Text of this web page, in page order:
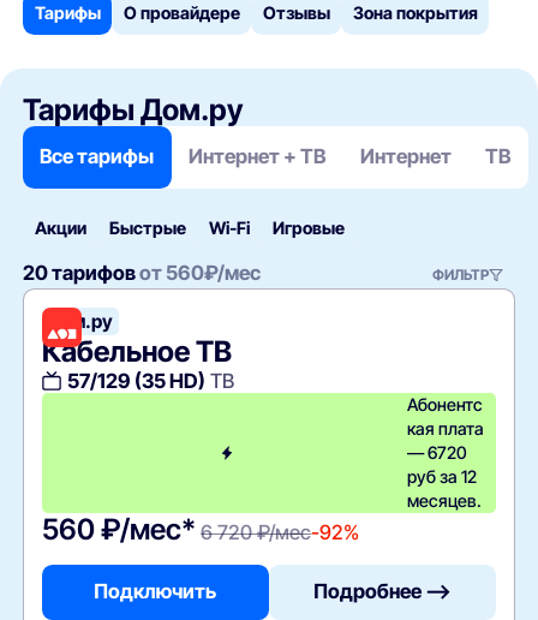
Тарифы О провайдере Отзывы Зона покрытия
Тарифы Дом.ру
Все тарифы Интернет + ТВ Интернет ТВ
Акции Быстрые Wi‑Fi Игровые
20 тарифовот 560₽/мес ФИЛЬТР
Дом.ру
Кабельное ТВ
57/129 (35 HD) ТВ
Абонентс
кая плата
— 6720
руб за 12
месяцев.
560 ₽/мес* 6 720 ₽/мес-92%
Подключить Подробнее —>